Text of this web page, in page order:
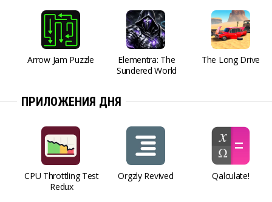
Arrow Jam Puzzle
Elementra: The
Sundered World
The Long Drive
ПРИЛОЖЕНИЯ ДНЯ
CPU Throttling Test
Redux
Orgzly Revived Qalculate!